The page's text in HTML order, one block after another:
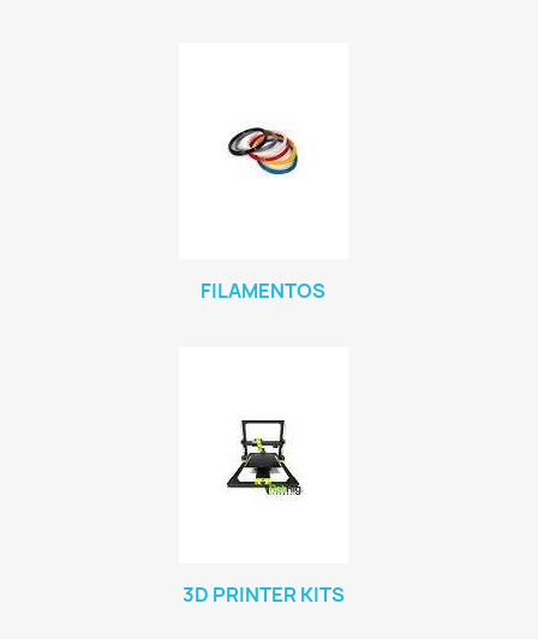
FILAMENTOS
3D PRINTER KITS